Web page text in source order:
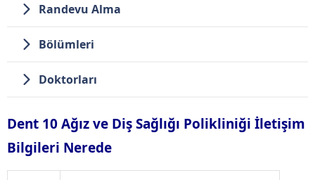
Randevu Alma
Bölümleri
Doktorları
Dent 10 Ağız ve Diş Sağlığı Polikliniği İletişim
Bilgileri Nerede